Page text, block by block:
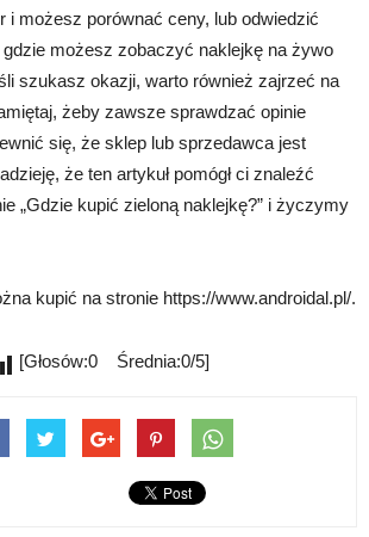
i możesz porównać ceny, lub odwiedzić
możesz zobaczyć naklejkę na żywo
szukasz okazji, warto również zajrzeć na
żeby zawsze sprawdzać opinie
się, że sklep lub sprzedawca jest
że ten artykuł pomógł ci znaleźć
„Gdzie kupić zieloną naklejkę?” i życzymy
kupić na stronie https://www.androidal.pl/.
[Głosów:0 Średnia:0/5]